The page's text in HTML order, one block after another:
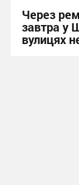
Через
завтра у
вулицях